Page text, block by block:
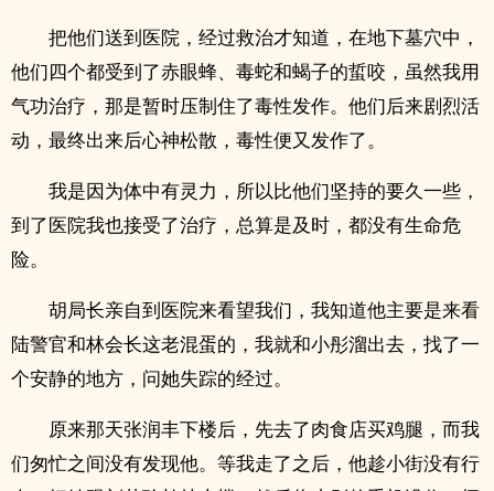
把他们送到医院，经过救治才知道，在地下墓穴中，
他们四个都受到了赤眼蜂、毒蛇和蝎子的蜇咬，虽然我用
气功治疗，那是暂时压制住了毒性发作。他们后来剧烈活
动，最终出来后心神松散，毒性便又发作了。
我是因为体中有灵力，所以比他们坚持的要久一些，
到了医院我也接受了治疗，总算是及时，都没有生命危
险。
胡局长亲自到医院来看望我们，我知道他主要是来看
陆警官和林会长这老混蛋的，我就和小彤溜出去，找了一
个安静的地方，问她失踪的经过。
原来那天张润丰下楼后，先去了肉食店买鸡腿，而我
们匆忙之间没有发现他。等我走了之后，他趁小街没有行